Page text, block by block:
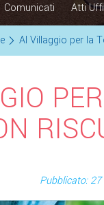
Comunicati Atti
Al Villaggio per la
Pubblicato: